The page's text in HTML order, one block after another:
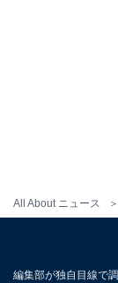
All About ニュース
編集部が独自目線で